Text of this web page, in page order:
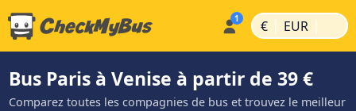
€ | EUR |
Bus Paris à Venise à partir de 39 €
Comparez toutes les compagnies de bus et trouvez le meilleur